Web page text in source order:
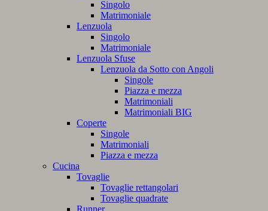
Singolo
Matrimoniale
Lenzuola
Singolo
Matrimoniale
Lenzuola Sfuse
Lenzuola da Sotto con Angoli
Singole
Piazza e mezza
Matrimoniali
Matrimoniali BIG
Coperte
Singole
Matrimoniali
Piazza e mezza
Cucina
Tovaglie
Tovaglie rettangolari
Tovaglie quadrate
Runner